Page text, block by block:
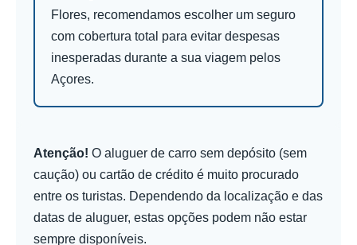
Flores, recomendamos escolher um seguro
com cobertura total para evitar despesas
inesperadas durante a sua viagem pelos
Açores.
Atenção! O aluguer de carro sem depósito (sem
caução) ou cartão de crédito é muito procurado
entre os turistas. Dependendo da localização e das
datas de aluguer, estas opções podem não estar
sempre disponíveis.